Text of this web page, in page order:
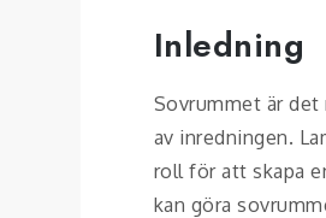
Inledning
Sovrummet är
av inredningen.
roll för att skapa
kan göra